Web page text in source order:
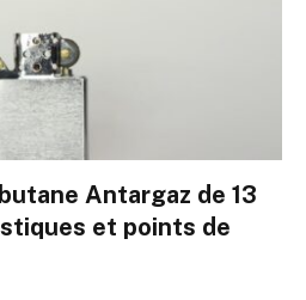
Antargaz de 13
et points de